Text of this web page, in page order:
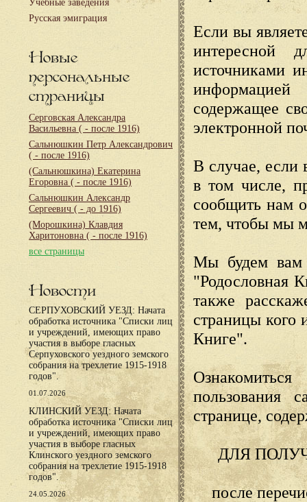
Учебные заведения
Русская эмиграция
Новые
персональные
страницы
Серговская Александра
Васильевна ( - после 1916)
Сальнюшкин Петр Александрович
( - после 1916)
(Сальнюшкина) Екатерина
Егоровна ( - после 1916)
Сальнюшкин Александр
Сергеевич ( - до 1916)
(Морошкина) Клавдия
Харитоновна ( - после 1916)
все страницы
Новости
СЕРПУХОВСКИЙ УЕЗД: Начата
обработка источника "Списки лиц
и учреждений, имеющих право
участия в выборе гласных
Серпуховского уездного земского
собрания на трехлетие 1915-1918
годов".
01.07.2026
КЛИНСКИЙ УЕЗД: Начата
обработка источника "Списки лиц
и учреждений, имеющих право
участия в выборе гласных
Клинского уездного земского
собрания на трехлетие 1915-1918
годов".
24.05.2026
Если вы
интересной
источниками
содержащее
электронной
В случае, если
в том числе,
сообщить нам
тем, чтобы мы
Мы будем вам
"Родословная
также
страницы кого
Книге".
пользования
странице,
ДЛЯ
после